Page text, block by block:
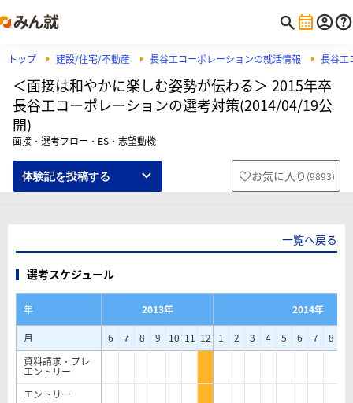
トップ 建設/住宅/不動産 長谷工コーポレーションの就活情報 長谷工
＜面接は和やかに楽しむ姿勢が伝わる＞ 2015年卒
長谷工コーポレーションの選考対策(2014/04/19公
開)
面接・選考フロー・ES・志望動機
体験記を投稿する お気に入り (9893)
一覧へ戻る
選考スケジュール
年 2013年
2014年
月
6 7 8 9 10 11 12 1 2 3 4 5 6 7 8
資料請求・プレ
エントリー
エントリー